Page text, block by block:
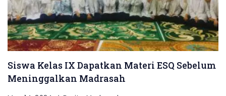
Siswa Kelas IX Dapatkan Materi ESQ Sebelum
Meninggalkan Madrasah